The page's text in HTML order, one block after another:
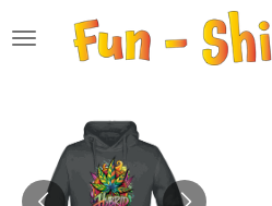
Hauptinhalt